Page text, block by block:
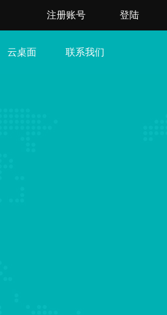
注册账号 登陆
云桌面 联系我们